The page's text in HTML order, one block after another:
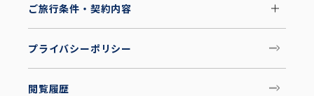
ご旅行条件・契約内容
プライバシーポリシー
閲覧履歴